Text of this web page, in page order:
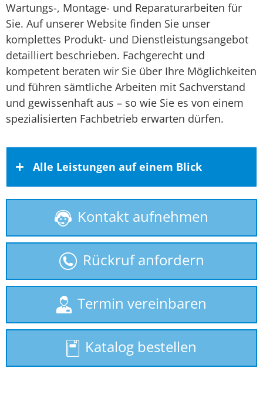
Wartungs-, Montage- und Reparaturarbeiten für
Sie. Auf unserer Website finden Sie unser
komplettes Produkt- und Dienstleistungsangebot
detailliert beschrieben. Fachgerecht und
kompetent beraten wir Sie über Ihre Möglichkeiten
und führen sämtliche Arbeiten mit Sachverstand
und gewissenhaft aus – so wie Sie es von einem
spezialisierten Fachbetrieb erwarten dürfen.
Alle Leistungen auf einem Blick
Behindertenlift
Homelift
Plattformlift
Rollstuhllift
Seniorenlift
Kontakt aufnehmen
Rückruf anfordern
Termin vereinbaren
Katalog bestellen